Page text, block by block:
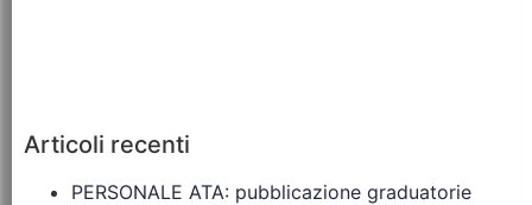
Articoli recenti
PERSONALE ATA: pubblicazione graduatorie